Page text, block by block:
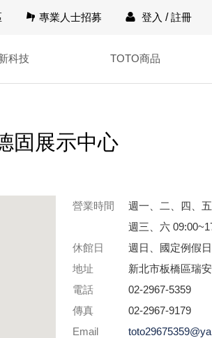
專業人士招募 登入 /註冊
科技 TOTO商品
固展示中心
營業時間
週一、二、四、
週三、六
休館日
週日、國定例假
地址
新北市板橋區瑞
電話
02-2967-5359
傳真
02-2967-9179
Email